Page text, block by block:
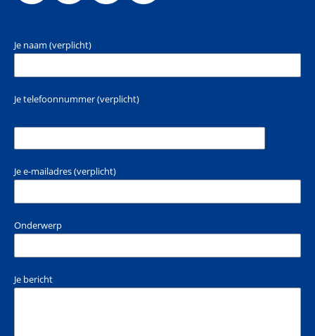
Je naam (verplicht)
Je telefoonnummer (verplicht)
Je e-mailadres (verplicht)
Onderwerp
Je bericht